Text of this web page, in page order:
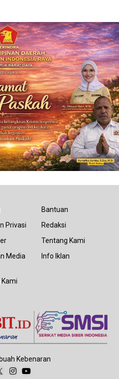
Privasi
Media
Bantuan
Redaksi
Tentang Kami
Info Iklan
Kebenaran